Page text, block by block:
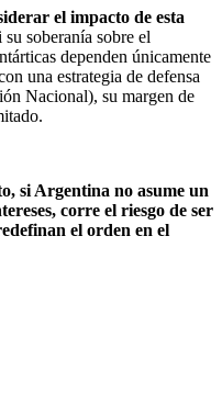
el impacto de esta
su soberanía sobre el
dependen únicamente
una estrategia de defensa
Nacional), su margen de
si Argentina no asume un
corre el riesgo de ser
el orden en el